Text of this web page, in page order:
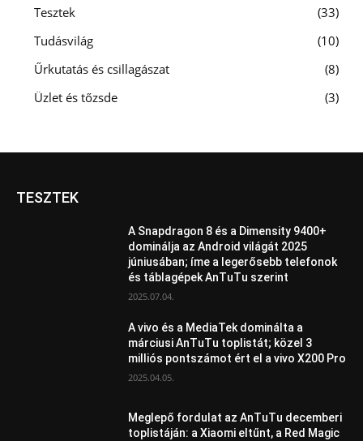
Tesztek
33
Tudásvilág
10
Űrkutatás és csillagászat
8
Üzlet és tőzsde
3
TESZTEK
A Snapdragon 8 és a Dimensity 9400+
dominálja az Android világát 2025
júniusában; íme a legerősebb telefonok
és táblagépek AnTuTu szerint
2025.07.04.
A vivo és a MediaTek dominálta a
márciusi AnTuTu toplistát; közel 3
milliós pontszámot ért el a vivo X200 Pro
2025.04.05.
Meglepő fordulat az AnTuTu decemberi
toplistáján: a Xiaomi eltűnt, a Red Magic